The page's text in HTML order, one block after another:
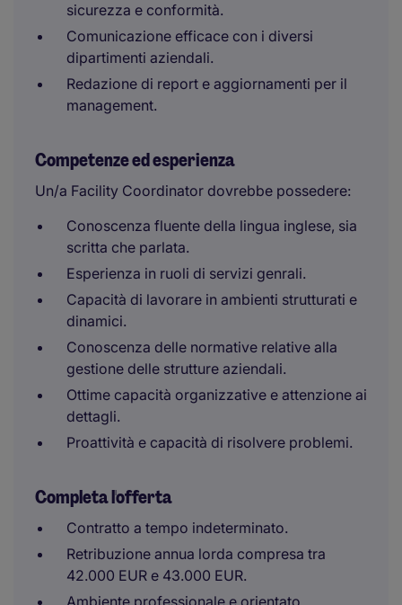
sicurezza e conformità.
Comunicazione efficace con i diversi
dipartimenti aziendali.
Redazione di report e aggiornamenti per il
management.
Competenze ed esperienza
Un/a Facility Coordinator dovrebbe possedere:
Conoscenza fluente della lingua inglese, sia
scritta che parlata.
Esperienza in ruoli di servizi genrali.
Capacità di lavorare in ambienti strutturati e
dinamici.
Conoscenza delle normative relative alla
gestione delle strutture aziendali.
Ottime capacità organizzative e attenzione ai
dettagli.
Proattività e capacità di risolvere problemi.
Completa l'offerta
Contratto a tempo indeterminato.
Retribuzione annua lorda compresa tra
42.000 EUR e 43.000 EUR.
Ambiente professionale e orientato